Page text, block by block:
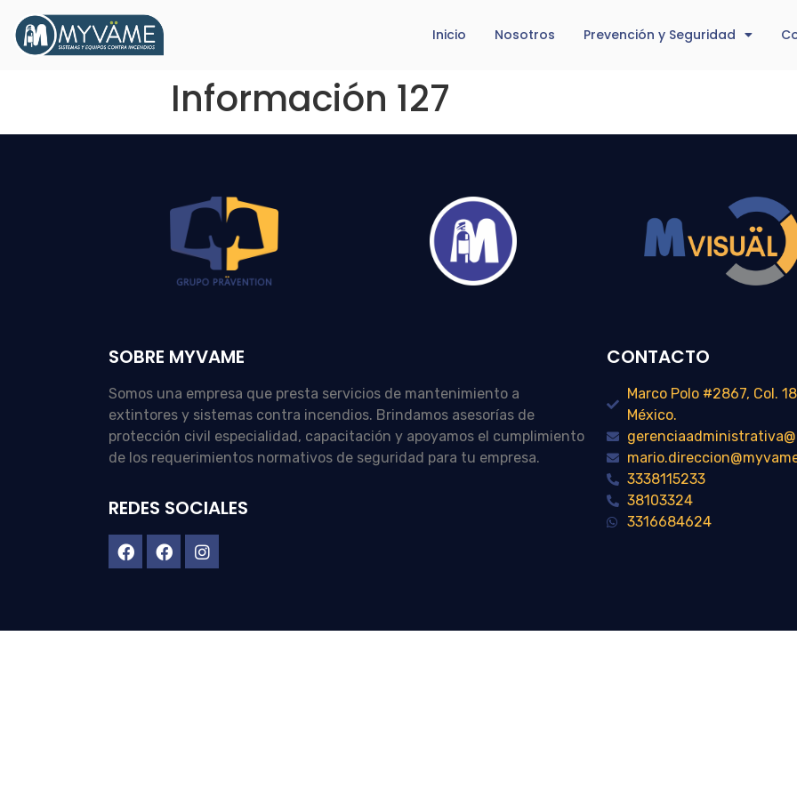
Inicio Nosotros Prevención y Seguridad
Información 127
SOBRE MYVAME
Somos una empresa que presta servicios de mantenimiento a
extintores y sistemas contra incendios. Brindamos asesorías de
protección civil especialidad, capacitación y apoyamos el cumplimiento
de los requerimientos normativos de seguridad para tu empresa.
REDES SOCIALES
CONTACTO
Marco Polo #2867, Col.
México.
3338115233
38103324
3316684624